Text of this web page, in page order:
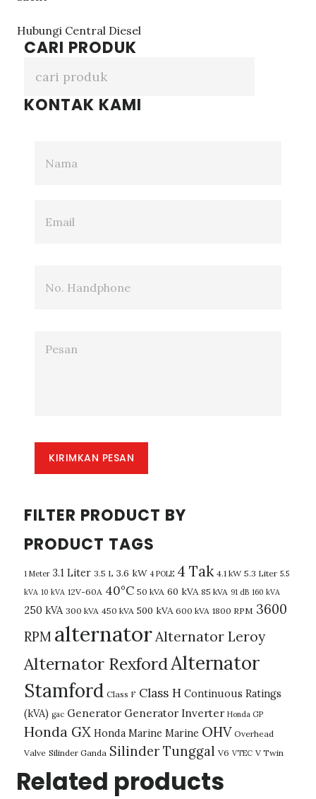
Hubungi Central Diesel
CARI PRODUK
KONTAK KAMI
KIRIMKAN PESAN
FILTER PRODUCT BY
PRODUCT TAGS
1 Meter 3.1 Liter 3.5 L 3.6 kW 4 POLE 4 Tak 4.1 kW 5.3 Liter 5.5
kVA 10 kVA 12V-60A 40°C 50 kVA 60 kVA 85 kVA 91 dB 160 kVA
250 kVA 300 kVA 450 kVA 500 kVA 600 kVA 1800 RPM 3600
RPM alternator Alternator Leroy
Alternator Rexford Alternator
Stamford Class F Class H Continuous Ratings
(kVA) gac Generator Generator Inverter Honda GP
Honda GX Honda Marine Marine OHV Overhead
Valve Silinder Ganda Silinder Tunggal V6 VTEC V Twin
Related products